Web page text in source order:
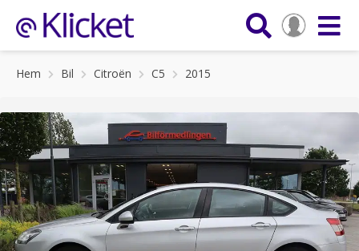
Hem Bil Citroën C5 2015